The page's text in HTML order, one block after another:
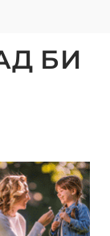
БИ